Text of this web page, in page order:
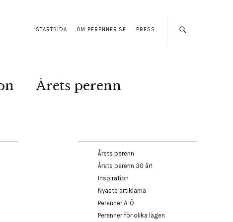
STARTSIDA OM PERENNER.SE PRESS
Årets perenn
Årets perenn
Årets perenn 30 år!
Inspiration
Nyaste artiklarna
Perenner A-Ö
Perenner för olika lägen